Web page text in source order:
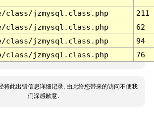
class/jzmysql.class.php
211
class/jzmysql.class.php
62
class/jzmysql.class.php
94
class/jzmysql.class.php 76
将此出错信息详细记录, 由此给您带来的访问不便我
们深感歉意.